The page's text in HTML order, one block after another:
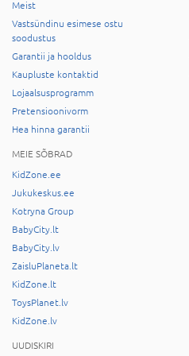
Meist
Vastsündinu esimese ostu
soodustus
Garantii ja hooldus
Kaupluste kontaktid
Lojaalsusprogramm
Pretensioonivorm
Hea hinna garantii
MEIE SÕBRAD
KidZone.ee
Jukukeskus.ee
Kotryna Group
BabyCity.lt
BabyCity.lv
ZaisluPlaneta.lt
KidZone.lt
ToysPlanet.lv
KidZone.lv
UUDISKIRI